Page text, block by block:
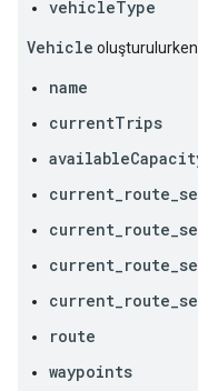
vehicleType
Vehicle oluşturulurken
name
currentTrips
route
waypoints